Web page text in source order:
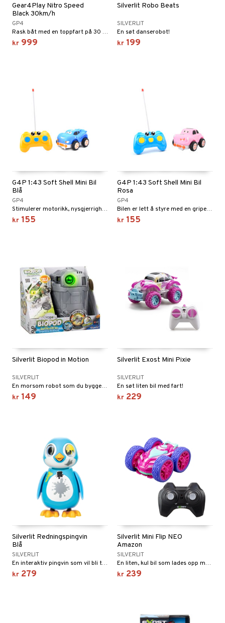
Gear4Play Nitro Speed
Black 30km/h
GP4
Rask båt med en toppfart på 30 km / t fra Gear4Play!
kr 999
Silverlit Robo Beats
SILVERLIT
En søt danserobot!
kr 199
G4P 1:43 Soft Shell Mini Bil
Blå
GP4
Stimulerer motorikk, nysgjerrighet og lekelyst!
kr 155
G4P 1:43 Soft Shell Mini Bil
Rosa
GP4
Bilen er lett å styre med en gripevennlig fjernkontroll!
kr 155
Silverlit Biopod in Motion
SILVERLIT
En morsom robot som du bygger sammen
kr 149
Silverlit Exost Mini Pixie
SILVERLIT
En søt liten bil med fart!
kr 229
Silverlit Redningspingvin
Blå
SILVERLIT
En interaktiv pingvin som vil bli tatt vare på!
kr 279
Silverlit Mini Flip NEO
Amazon
SILVERLIT
En liten, kul bil som lades opp med USB-kabel.
kr 239